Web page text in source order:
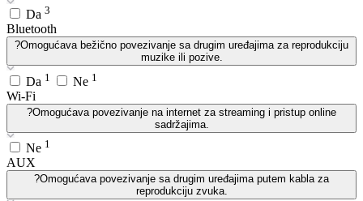
Da 3
Bluetooth
?Omogućava bežično povezivanje sa drugim uređajima za reprodukciju
muzike ili pozive.
Da 1 Ne 1
Wi-Fi
?Omogućava povezivanje na internet za streaming i pristup online
sadržajima.
Ne 1
AUX
?Omogućava povezivanje sa drugim uređajima putem kabla za
reprodukciju zvuka.